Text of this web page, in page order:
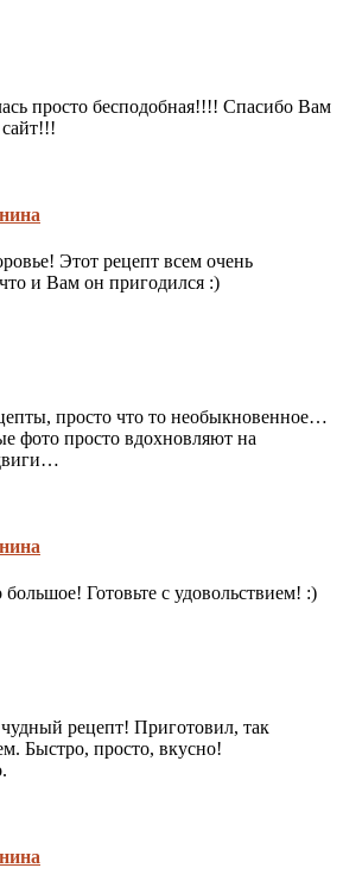
просто бесподобная!!!! Спасибо Вам
Этот рецепт всем очень
и Вам он пригодился :)
просто что то необыкновенное…
фото просто вдохновляют на
Готовьте с удовольствием! :)
рецепт! Приготовил, так
Быстро, просто, вкусно!